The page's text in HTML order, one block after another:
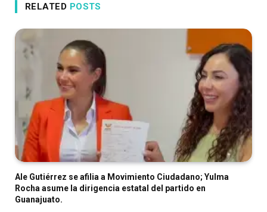
RELATED POSTS
Ale Gutiérrez se afilia a Movimiento Ciudadano; Yulma
Rocha asume la dirigencia estatal del partido en
Guanajuato.